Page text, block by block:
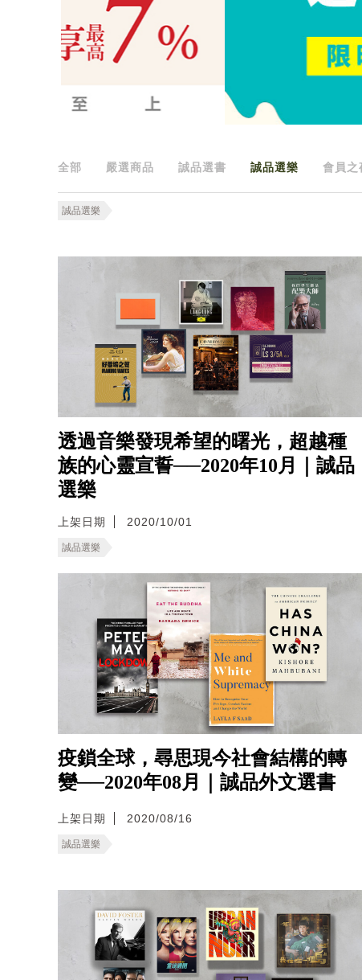
全部 嚴選商品 誠品選書 誠品選樂 會員之
誠品選樂
透過音樂發現希望的曙光，超越種
族的心靈宣誓──2020年10月｜誠品
選樂
上架日期 2020/10/01
誠品選樂
疫鎖全球，尋思現今社會結構的轉
變──2020年08月｜誠品外文選書
上架日期 2020/08/16
誠品選樂